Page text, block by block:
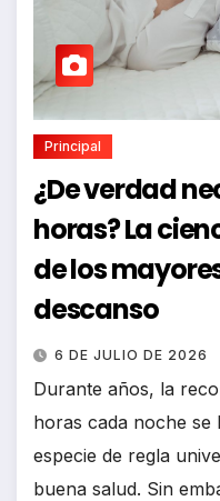
Principal
¿De verdad
horas? La
de los
descanso
6 DE JULIO DE 2026
Durante años, la
horas cada noche
especie de regla
buena salud. Sin